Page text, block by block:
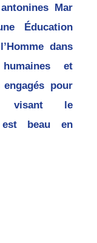
Mar
Éducation
dans
et
pour
visant le
beau en